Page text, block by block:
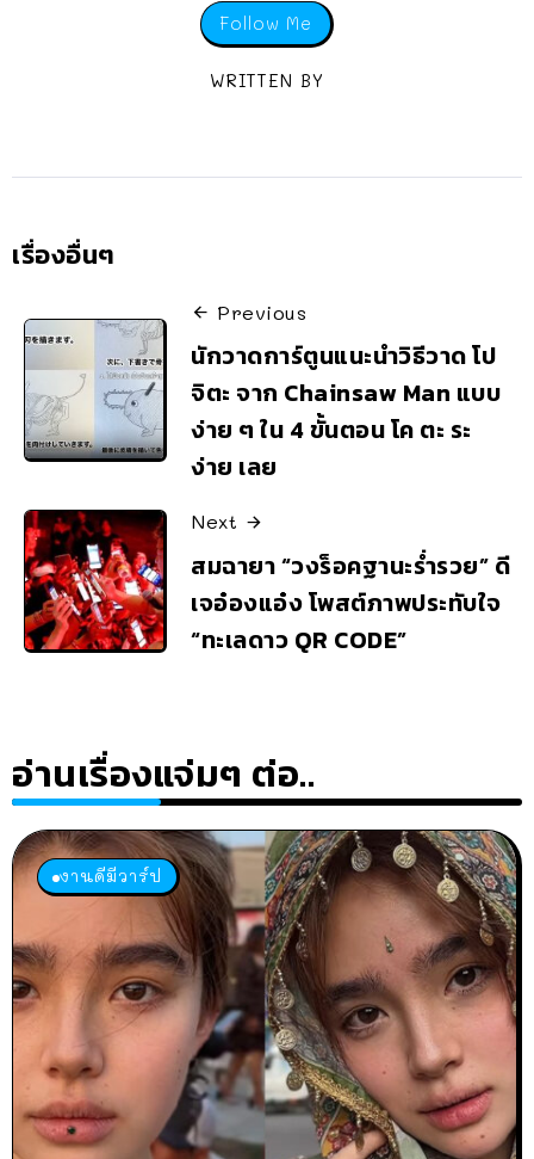
Follow Me
WRITTEN BY
เรื่องอื่นๆ
Previous
นักวาดการ์ตูนแนะนำวิธีวาด โป
จิตะ จาก Chainsaw Man แบบ
ง่าย ๆ ใน 4 ขั้นตอน โค ตะ ระ
ง่าย เลย
Next
สมฉายา “วงร็อคฐานะร่ำรวย” ดี
เจอ๋องแอ๋ง โพสต์ภาพประทับใจ
“ทะเลดาว QR CODE”
อ่านเรื่องแจ่มๆ ต่อ..
งานดีมีวาร์ป